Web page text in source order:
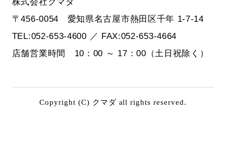
〒456-0054 愛知県名古屋市熱田区千年 1-7-14
TEL:052-653-4600 ／ FAX:052-653-4664
店舗営業時間 10：00 ～ 17：00（土日祝除く）
Copyright (C) クマダ all rights reserved.